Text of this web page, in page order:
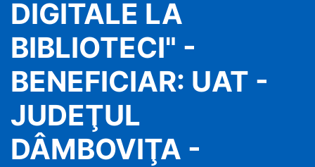
DIGITALE LA
BIBLIOTECI" -
BENEFICIAR: UAT -
JUDEŢUL
DÂMBOVIŢA -